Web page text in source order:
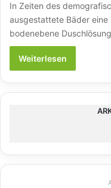
In Zeiten des
ausgestattete Bäder eine
bodenebene
Weiterlesen